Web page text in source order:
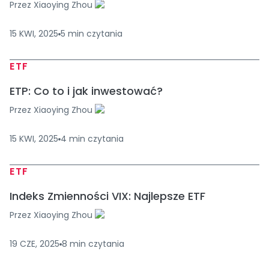
Przez Xiaoying Zhou
15 KWI, 2025 5 min czytania
ETF
ETP: Co to i jak inwestować?
Przez Xiaoying Zhou
15 KWI, 2025 4 min czytania
ETF
Indeks Zmienności VIX: Najlepsze ETF
Przez Xiaoying Zhou
19 CZE, 2025 8 min czytania